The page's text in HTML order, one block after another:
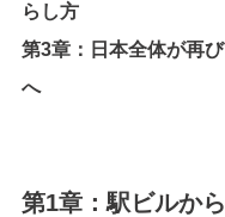
らし方
第3章：日本全体が再
へ
第1章：駅ビルか